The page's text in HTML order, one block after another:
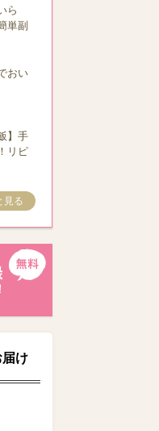
ら
単副
おい
】手
リピ
見る
け